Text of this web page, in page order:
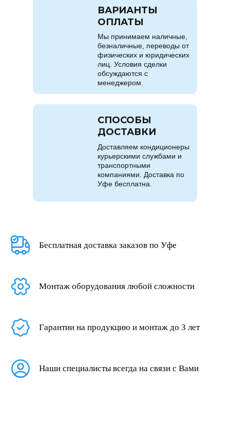
Мы принимаем наличные,
безналичные, переводы от
физических и юридических
лиц. Условия сделки
обсуждаются с
менеджером.
ВАРИАНТЫ
ОПЛАТЫ
Доставляем кондиционеры
курьерскими службами и
транспортными
компаниями. Доставка по
Уфе бесплатна.
СПОСОБЫ
ДОСТАВКИ
Бесплатная доставка заказов по Уфе
Монтаж оборудования любой сложности
Гарантии на продукцию и монтаж до 3 лет
Наши специалисты всегда на связи с Вами